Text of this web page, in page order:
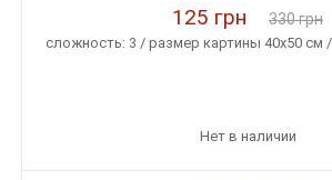
125 грн 330 грн
сложность: 3 / размер картины 40х50 см
Нет в наличии